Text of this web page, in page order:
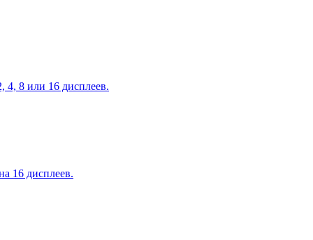
4, 8 или 16 дисплеев.
16 дисплеев.